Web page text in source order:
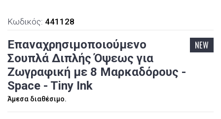
Κωδικός: 441128
Επαναχρησιμοποιούμενο
Σουπλά Διπλής Όψεως για
Ζωγραφική με 8 Μαρκαδόρους -
Space - Tiny Ink
NEW
Άμεσα διαθέσιμο.